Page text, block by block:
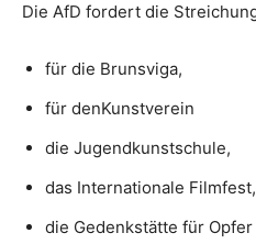
Die AfD fordert die
für die Brunsviga,
für denKunstverein
die Jugendkunstschule,
das Internationale Filmfest,
die Gedenkstätte für